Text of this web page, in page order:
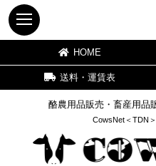
酪農用品販売・畜産用品
CowsNet＜TDN
HOME
送料・運賃表